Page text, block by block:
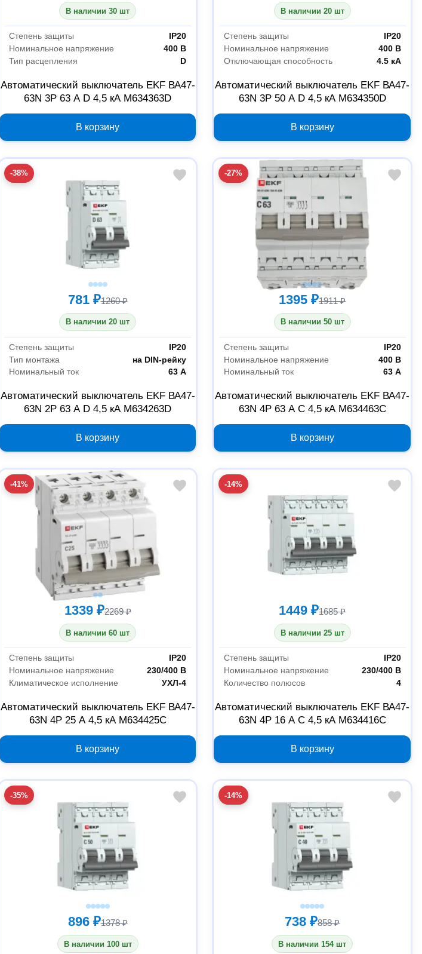
В наличии 30 шт
Степень защиты
IP20
Номинальное напряжение
400 В
Тип расцепления
D
Автоматический выключатель EKF ВА47-
63N 3P 63 А D 4,5 кА M634363D
В корзину
В наличии 20 шт
Степень защиты
IP20
Номинальное напряжение
400 В
Отключающая способность
4.5 кА
Автоматический выключатель EKF ВА47-
63N 3P 50 А D 4,5 кА M634350D
В корзину
-38%
781 ₽1260 ₽
В наличии 20 шт
Степень защиты
IP20
Тип монтажа
на DIN-рейку
Номинальный ток
63 А
Автоматический выключатель EKF ВА47-
63N 2P 63 А D 4,5 кА M634263D
В корзину
-27%
1395 ₽1911 ₽
В наличии 50 шт
Степень защиты
IP20
Номинальное напряжение
400 В
Номинальный ток
63 А
Автоматический выключатель EKF ВА47-
63N 4P 63 А C 4,5 кА M634463C
В корзину
-41%
1339 ₽2269 ₽
В наличии 60 шт
Степень защиты
IP20
Номинальное напряжение
230/400 В
Климатическое исполнение
УХЛ-4
Автоматический выключатель EKF ВА47-
63N 4P 25 А 4,5 кА M634425C
В корзину
-14%
1449 ₽1685 ₽
В наличии 25 шт
Степень защиты
IP20
Номинальное напряжение
230/400 В
Количество полюсов
4
Автоматический выключатель EKF ВА47-
63N 4P 16 А C 4,5 кА M634416C
В корзину
-35%
896 ₽1378 ₽
В наличии 100 шт
-14%
738 ₽858 ₽
В наличии 154 шт